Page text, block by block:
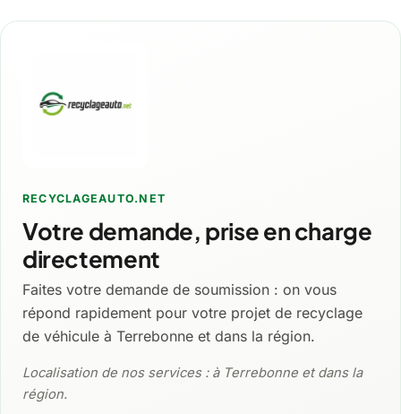
RECYCLAGEAUTO.NET
Votre demande, prise en charge
directement
Faites votre demande de soumission : on vous
répond rapidement pour votre projet de recyclage
de véhicule à Terrebonne et dans la région.
Localisation de nos services : à Terrebonne et dans la
région.